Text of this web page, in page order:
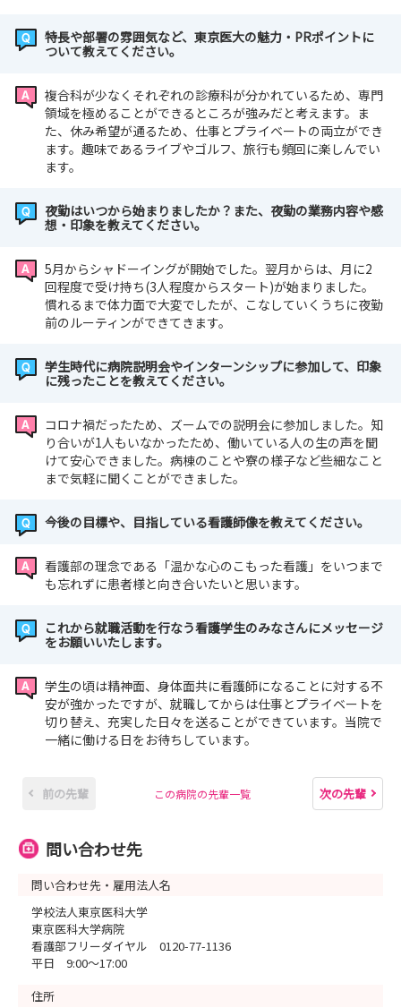
特長や部署の雰囲気など、東京医大の魅力・PRポイントに
ついて教えてください。
複合科が少なくそれぞれの診療科が分かれているため、専門
領域を極めることができるところが強みだと考えます。ま
た、休み希望が通るため、仕事とプライベートの両立ができ
ます。趣味であるライブやゴルフ、旅行も頻回に楽しんでい
ます。
夜勤はいつから始まりましたか？また、夜勤の業務内容や感
想・印象を教えてください。
5月からシャドーイングが開始でした。翌月からは、月に2
回程度で受け持ち(3人程度からスタート)が始まりました。
慣れるまで体力面で大変でしたが、こなしていくうちに夜勤
前のルーティンができてきます。
学生時代に病院説明会やインターンシップに参加して、印象
に残ったことを教えてください。
コロナ禍だったため、ズームでの説明会に参加しました。知
り合いが1人もいなかったため、働いている人の生の声を聞
けて安心できました。病棟のことや寮の様子など些細なこと
まで気軽に聞くことができました。
今後の目標や、目指している看護師像を教えてください。
看護部の理念である「温かな心のこもった看護」をいつまで
も忘れずに患者様と向き合いたいと思います。
これから就職活動を行なう看護学生のみなさんにメッセージ
をお願いいたします。
学生の頃は精神面、身体面共に看護師になることに対する不
安が強かったですが、就職してからは仕事とプライベートを
切り替え、充実した日々を送ることができています。当院で
一緒に働ける日をお待ちしています。
前の先輩 この病院の先輩一覧 次の先輩
問い合わせ先
問い合わせ先・雇用法人名
学校法人東京医科大学
東京医科大学病院
看護部フリーダイヤル 0120-77-1136
平日 9:00～17:00
住所